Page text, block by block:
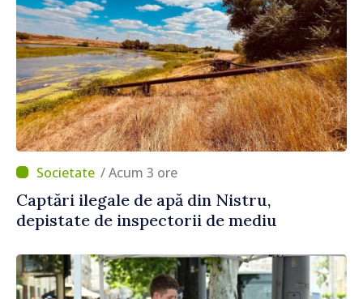
/ Acum 3 ore
Captări ilegale de apă din Nistru,
depistate de inspectorii de mediu